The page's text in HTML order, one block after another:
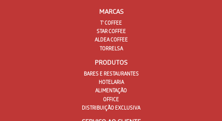
MARCAS
T' COFFEE
STAR COFFEE
ALDEA COFFEE
TORRELSA
PRODUTOS
BARES E RESTAURANTES
HOTELARIA
ALIMENTAÇÃO
OFFICE
DISTRIBUIÇÃO EXCLUSIVA